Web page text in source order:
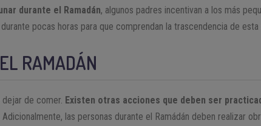
durante el Ramadán, algunos padres incentivan a los más
pocas horas para que comprendan la trascendencia de esta
RAMADÁN
de comer. Existen otras acciones que deben ser
las personas durante el Ramádán deben realizar